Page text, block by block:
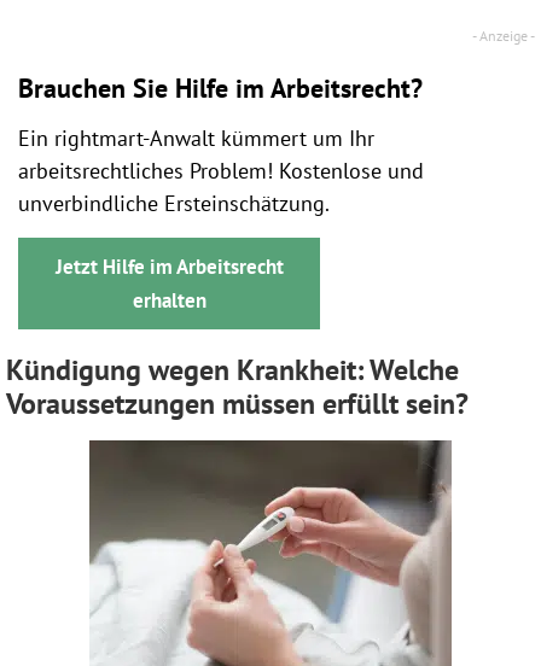
Brauchen Sie Hilfe im Arbeitsrecht?
Ein rightmart-Anwalt kümmert um Ihr
arbeitsrechtliches Problem! Kostenlose und
unverbindliche Ersteinschätzung.
Jetzt Hilfe im Arbeitsrecht
erhalten
Kündigung wegen Krankheit: Welche
Voraussetzungen müssen erfüllt sein?